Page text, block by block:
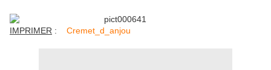
IMPRIMER : Cremet_d_anjou